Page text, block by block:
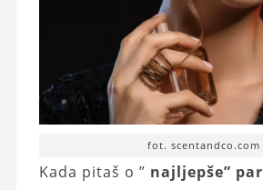
fot. scentandco.com
Kada pitaš o ” najljepše”